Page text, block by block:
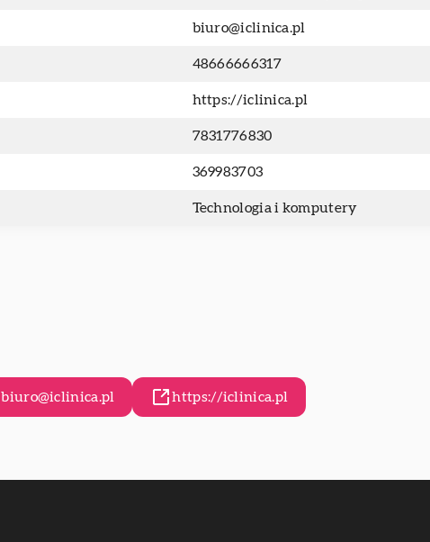
biuro@iclinica.pl
48666666317
https://iclinica.pl
7831776830
369983703
Technologia i komputery
biuro@iclinica.pl https://iclinica.pl